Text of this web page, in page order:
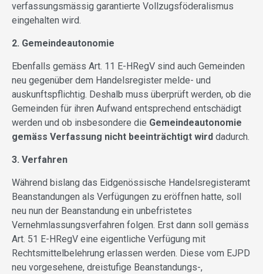
verfassungsmässig garantierte Vollzugsföderalismus
eingehalten wird.
2. Gemeindeautonomie
Ebenfalls gemäss Art. 11 E-HRegV sind auch Gemeinden
neu gegenüber dem Handelsregister melde- und
auskunftspflichtig. Deshalb muss überprüft werden, ob die
Gemeinden für ihren Aufwand entsprechend entschädigt
werden und ob insbesondere die Gemeindeautonomie
gemäss Verfassung nicht beeinträchtigt wird dadurch.
3. Verfahren
Während bislang das Eidgenössische Handelsregisteramt
Beanstandungen als Verfügungen zu eröffnen hatte, soll
neu nun der Beanstandung ein unbefristetes
Vernehmlassungsverfahren folgen. Erst dann soll gemäss
Art. 51 E-HRegV eine eigentliche Verfügung mit
Rechtsmittelbelehrung erlassen werden. Diese vom EJPD
neu vorgesehene, dreistufige Beanstandungs-,